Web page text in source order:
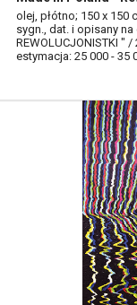
olej, płótno; 150 x 150
sygn., dat. i opisany
REWOLUCJONISTKI " /
estymacja: 25 000 - 35